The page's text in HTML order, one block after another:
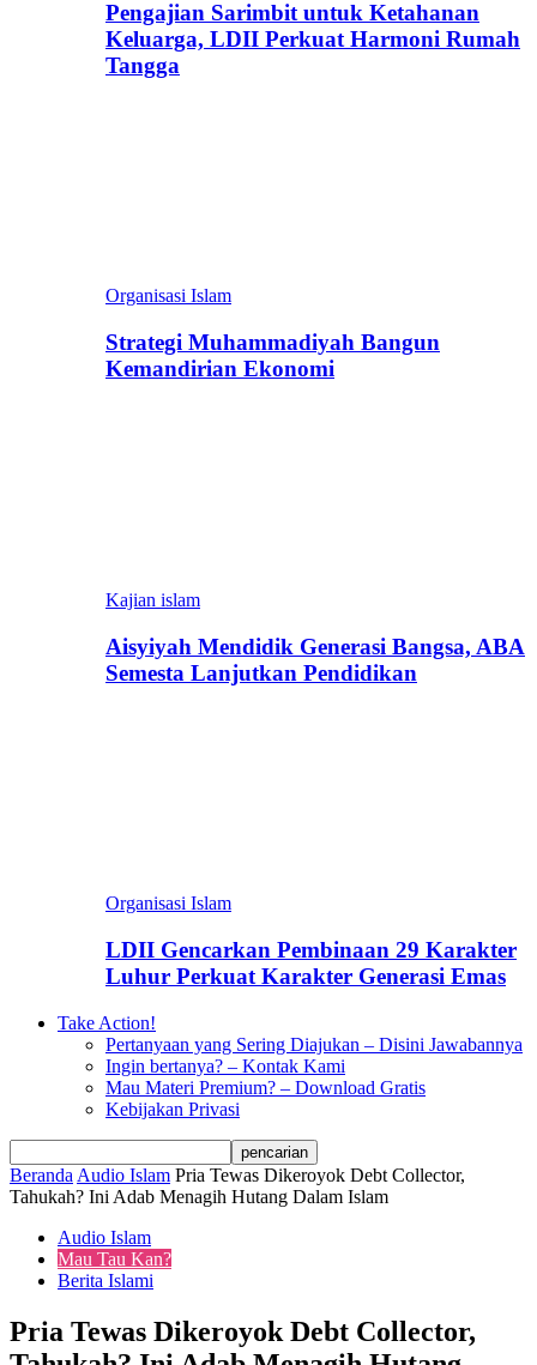
Pengajian Sarimbit untuk Ketahanan
Keluarga, LDII Perkuat Harmoni Rumah
Tangga
Organisasi Islam
Strategi Muhammadiyah Bangun
Kemandirian Ekonomi
Kajian islam
Aisyiyah Mendidik Generasi Bangsa, ABA
Semesta Lanjutkan Pendidikan
Organisasi Islam
LDII Gencarkan Pembinaan 29 Karakter
Luhur Perkuat Karakter Generasi Emas
Take Action!
Pertanyaan yang Sering Diajukan – Disini Jawabannya
Ingin bertanya? – Kontak Kami
Mau Materi Premium? – Download Gratis
Kebijakan Privasi
Beranda Audio Islam Pria Tewas Dikeroyok Debt Collector,
Tahukah? Ini Adab Menagih Hutang Dalam Islam
Audio Islam
Mau Tau Kan?
Berita Islami
Pria Tewas Dikeroyok Debt Collector,